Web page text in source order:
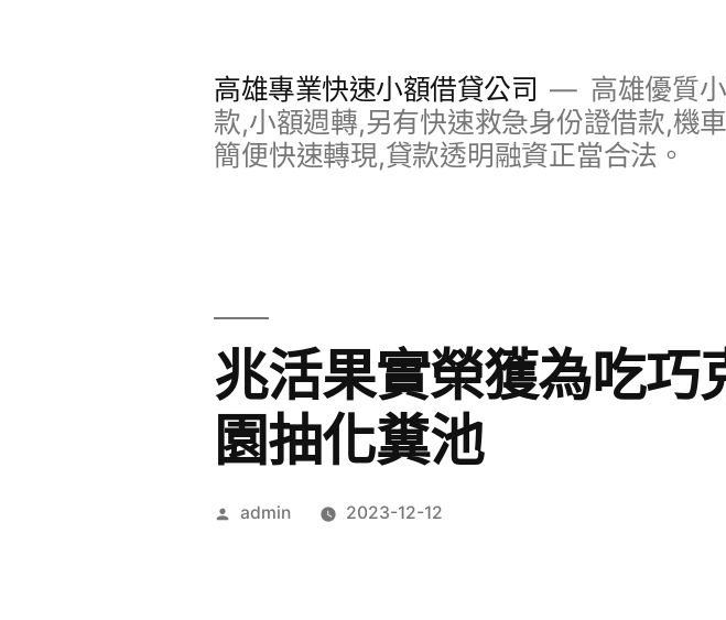
高雄專業快速小額借貸公司
高雄優質
款,小額週轉,另有快速救急身份證借款,機
簡便快速轉現,貸款透明融資正當合法。
兆活果實榮獲為吃巧
園抽化糞池
作
admin 2023-12-12